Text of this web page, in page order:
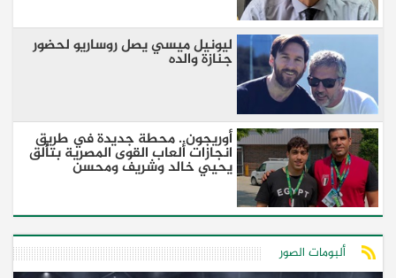
ليونيل ميسي يصل روساريو لحضور
جنازة والده
أوريجون.. محطة جديدة في طريق
انجازات ألعاب القوى المصرية بتألق
يحيي خالد وشريف ومحسن
ألبومات الصور